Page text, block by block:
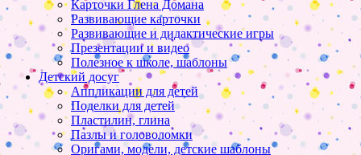
Карточки Глена Домана
Развивающие карточки
Развивающие и дидактические игры
Презентации и видео
Полезное к школе, шаблоны
Детский досуг
Аппликации для детей
Поделки для детей
Пластилин, глина
Пазлы и головоломки
Оригами, модели, детские шаблоны